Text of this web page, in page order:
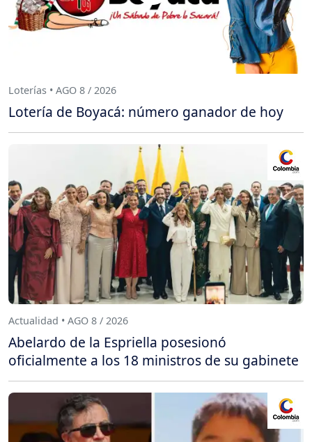
Loterías • AGO 8 / 2026
Lotería de Boyacá: número ganador de hoy
Actualidad • AGO 8 / 2026
Abelardo de la Espriella posesionó
oficialmente a los 18 ministros de su gabinete